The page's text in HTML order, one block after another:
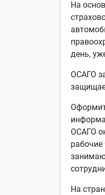
На
день,
ОСАГО
ОСАГО
На